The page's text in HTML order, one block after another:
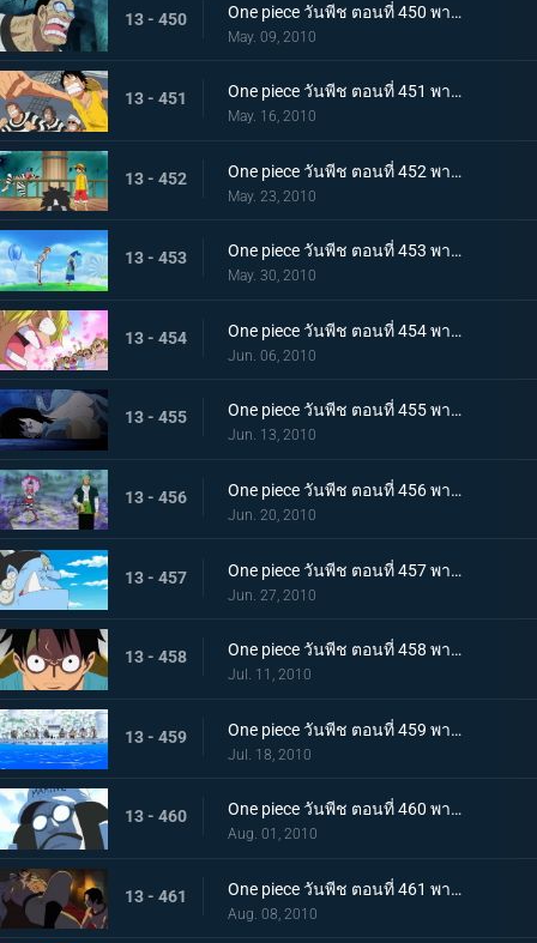
13 - 450 One piece วันพีช ตอนที่ 450 พากย์ไทย ทีมแหกคุกจนมุม! การขัดขวางของปีศาจพิษร้าย!
May. 09, 2010
13 - 451 One piece วันพีช ตอนที่ 451 พากย์ไทย ปาฏิหาริย์ครั้งสุดท้าย! บุกทะลวงประตูแห่งความยุติธรรม!
May. 16, 2010
13 - 452 One piece วันพีช ตอนที่ 452 พากย์ไทย เป้าหมายคือศูนย์ใหญ่กองทัพเรือ! เตรียมออกเรือไปช่วยเอส!
May. 23, 2010
13 - 453 One piece วันพีช ตอนที่ 453 พากย์ไทย พรรคพวกอยู่ไหนกันบ้าง รายงานจากเกาะเวเธอเรียและสัตว์ไซบอร์ก
May. 30, 2010
13 - 454 One piece วันพีช ตอนที่ 454 พากย์ไทย พรรคพวกอยู่ไหนกันบ้าง นกน้อยของแม่นกยักษ์และการประจันหน้าสีชมพู!
Jun. 06, 2010
13 - 455 One piece วันพีช ตอนที่ 455 พากย์ไทย พรรคพวกอยู่ไหนกันบ้าง กองทัพปฏิวัติและกับดักในป่าชูชก!
Jun. 13, 2010
13 - 456 One piece วันพีช ตอนที่ 456 พากย์ไทย พรรคพวกอยู่ไหนกันบ้าง ป้ายหลุมศพยักษ์และหนี้บุญคุณกางเกงใน
Jun. 20, 2010
13 - 457 One piece วันพีช ตอนที่ 457 พากย์ไทย ตอนพิเศษรำลึกความหลังก่อนถึงศูนย์ใหญ่ - คำสาบานของพี่น้อง!
Jun. 27, 2010
13 - 458 One piece วันพีช ตอนที่ 458 พากย์ไทย ตอนพิเศษรำลึกความหลังก่อนถึงศูนย์ใหญ่ - การรวมตัวของสามพลเรือเอก
Jul. 11, 2010
13 - 459 One piece วันพีช ตอนที่ 459 พากย์ไทย เวลาออกศึกใกล้มาถึง! ทัพแกร่งไร้เทียมทานของกองทัพเรือ!
Jul. 18, 2010
13 - 460 One piece วันพีช ตอนที่ 460 พากย์ไทย กองเรือมหึมาปรากฏ! กลุ่มโจรสลัดหนวดขาวบุกมาแล้ว
Aug. 01, 2010
13 - 461 One piece วันพีช ตอนที่ 461 พากย์ไทย ศึกตัดสินเริ่มเปิดม่าน! อดีตระหว่าง เอส กับ หนวดขาว!
Aug. 08, 2010